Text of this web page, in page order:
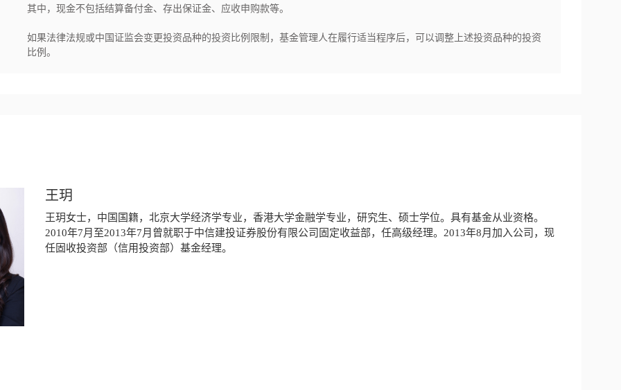
其中，现金不包括结算备付金、存出保证金、应收申购款等。
如果法律法规或中国证监会变更投资品种的投资比例限制，基金管理人在履行适当程序后，可以调整上述投资品种的投资
比例。
王玥
王玥女士，中国国籍，北京大学经济学专业，香港大学金融学专业，研究生、硕士学位。具有基金从业资格。
2010年7月至2013年7月曾就职于中信建投证券股份有限公司固定收益部，任高级经理。2013年8月加入公司，现
任固收投资部（信用投资部）基金经理。